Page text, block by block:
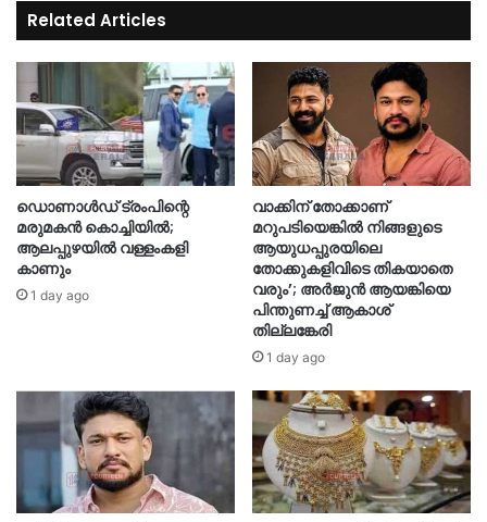
Related Articles
ഡൊണാൾഡ് ട്രംപിന്റെ
മരുമകൻ കൊച്ചിയിൽ;
ആലപ്പുഴയിൽ വള്ളംകളി
കാണും
1 day ago
വാക്കിന് തോക്കാണ്
മറുപടിയെങ്കില്‍ നിങ്ങളുടെ
ആയുധപ്പുരയിലെ
തോക്കുകളിവിടെ തികയാതെ
വരും’; അര്‍ജുന്‍ ആയങ്കിയെ
പിന്തുണച്ച് ആകാശ്
തില്ലങ്കേരി
1 day ago